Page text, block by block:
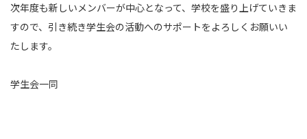
次年度も新しいメンバーが中心となって、学校を盛り上げていきま
すので、引き続き学生会の活動へのサポートをよろしくお願いい
たします。
学生会一同